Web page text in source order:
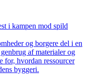
i kampen mod spild
og borgere del i en
af materialer og
for, hvordan ressourcer
byggeri.